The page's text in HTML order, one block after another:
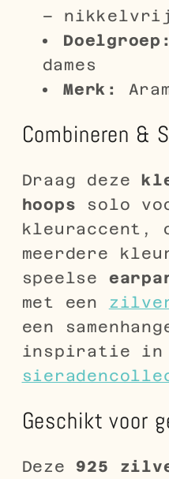
– nikkelvrij
Doelgroep:
dames
Merk:
Combineren &
Draag deze
hoops solo
kleuraccent,
meerdere
speelse
met een
een
inspiratie in
Geschikt voor
Deze 925